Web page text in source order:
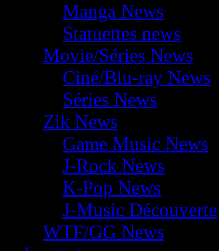
Manga News
Statuettes news
Movie/Séries News
Ciné/Blu-ray News
Séries News
Zik News
Game Music News
J-Rock News
K-Pop News
J-Music Découverte
WTF/GG News